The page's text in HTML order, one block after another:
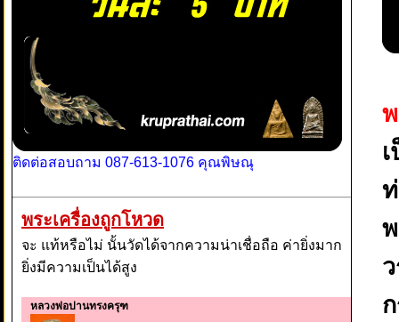
ติดต่อสอบถาม 087-613-1076 คุณพิษณุ
พระเครื่องถูกโหวด
จะ แท้หรือไม่ นั้นวัดได้จากความน่าเชื่อถือ ค่ายิ่งมาก
ยิ่งมีความเป็นได้สูง
หลวงพ่อปานทรงครุฑ